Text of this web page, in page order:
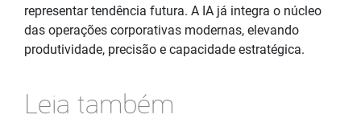
representar tendência futura. A IA já integra o núcleo
das operações corporativas modernas, elevando
produtividade, precisão e capacidade estratégica.
Leia também